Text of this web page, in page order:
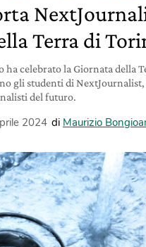
Terra di
ha celebrato la Giornata della
gli studenti di
del futuro.
2024 di Maurizio